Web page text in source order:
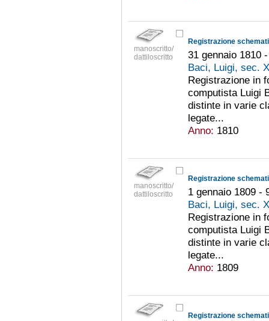
manoscritto/
dattiloscritto
Registrazione
31 gennaio 1810
Baci, Luigi, sec.
Registrazione in
computista Luigi
distinte in varie
legate...
Anno: 1810
manoscritto/
dattiloscritto
Registrazione
1 gennaio 1809 -
Baci, Luigi, sec.
Registrazione in
computista Luigi
distinte in varie
legate...
Anno: 1809
Registrazione